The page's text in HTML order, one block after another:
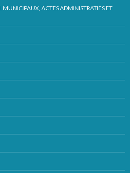
MUNICIPAUX, ACTES ADMINISTRATIFS ET